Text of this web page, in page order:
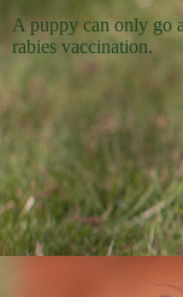
A puppy can only go
rabies vaccination.